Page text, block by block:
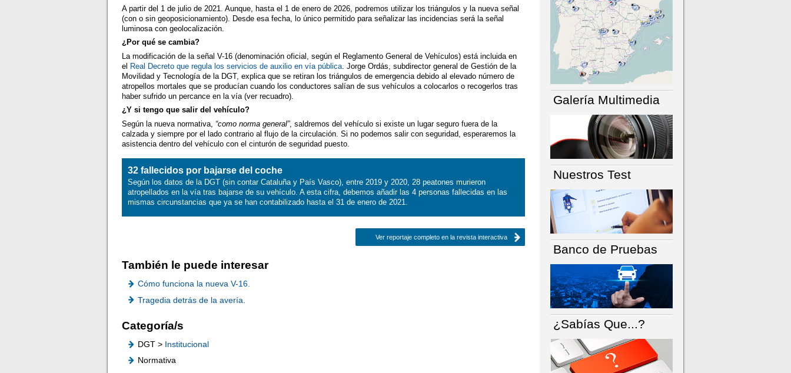
A partir del 1 de julio de 2021. Aunque, hasta el 1 de enero de 2026, podremos utilizar los triángulos y la nueva señal
(con o sin geoposicionamiento). Desde esa fecha, lo único permitido para señalizar las incidencias será la señal
luminosa con geolocalización.
¿Por qué se cambia?
La modificación de la señal V-16 (denominación oficial, según el Reglamento General de Vehículos) está incluida en
el Real Decreto que regula los servicios de auxilio en vía pública . Jorge Ordás, subdirector general de Gestión de la
Movilidad y Tecnología de la DGT, explica que se retiran los triángulos de emergencia debido al elevado número de
atropellos mortales que se producían cuando los conductores salían de sus vehículos a colocarlos o recogerlos tras
haber sufrido un percance en la vía (ver recuadro).
¿Y si tengo que salir del vehículo?
Según la nueva normativa, “como norma general”, saldremos del vehículo si existe un lugar seguro fuera de la
calzada y siempre por el lado contrario al flujo de la circulación. Si no podemos salir con seguridad, esperaremos la
asistencia dentro del vehículo con el cinturón de seguridad puesto.
32 fallecidos por bajarse del coche
Según los datos de la DGT (sin contar Cataluña y País Vasco), entre 2019 y 2020, 28 peatones murieron
atropellados en la vía tras bajarse de su vehículo. A esta cifra, debemos añadir las 4 personas fallecidas en las
mismas circunstancias que ya se han contabilizado hasta el 31 de enero de 2021.
Ver reportaje completo en la revista interactiva
También le puede interesar
Cómo funciona la nueva V-16.
Tragedia detrás de la avería.
Categoría/s
DGT > Institucional
Normativa
Galería Multimedia
Nuestros Test
Banco de Pruebas
¿Sabías Que...?